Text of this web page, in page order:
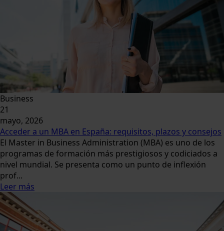
Business
21
mayo, 2026
Acceder a un MBA en España: requisitos, plazos y consejos
El Master in Business Administration (MBA) es uno de los
programas de formación más prestigiosos y codiciados a
nivel mundial. Se presenta como un punto de inflexión
prof...
Leer más